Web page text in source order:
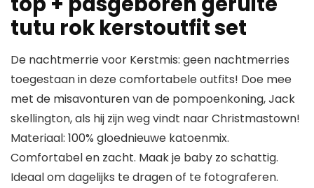
tutu rok kerstoutfit set
De nachtmerrie voor Kerstmis: geen nachtmerries
toegestaan in deze comfortabele outfits! Doe mee
met de misavonturen van de pompoenkoning, Jack
skellington, als hij zijn weg vindt naar Christmastown!
Materiaal: 100% gloednieuwe katoenmix.
Comfortabel en zacht. Maak je baby zo schattig.
Ideaal om dagelijks te dragen of te fotograferen.